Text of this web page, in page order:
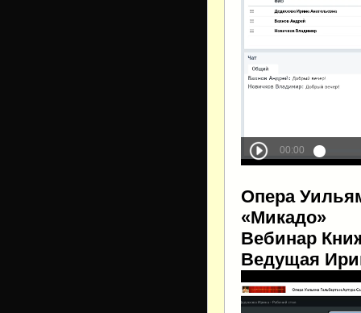
Опера
«Микадо»
Вебинар
Ведущая